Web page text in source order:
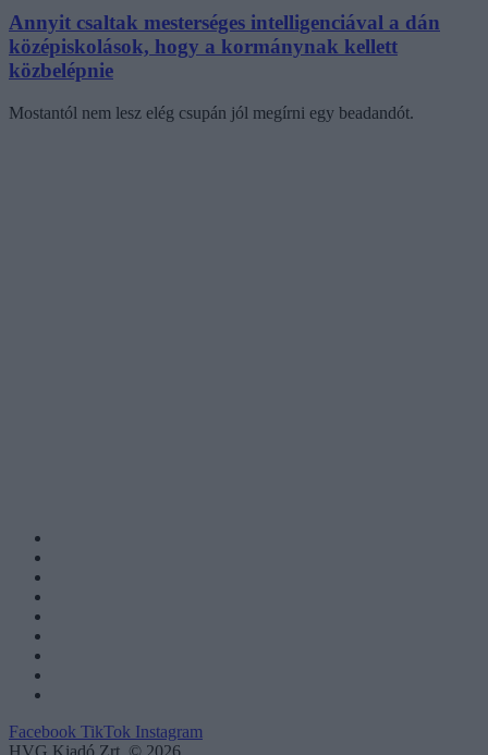
Annyit csaltak mesterséges intelligenciával a dán
középiskolások, hogy a kormánynak kellett
közbelépnie
Mostantól nem lesz elég csupán jól megírni egy beadandót.
Facebook TikTok Instagram
HVG Kiadó Zrt. © 2026